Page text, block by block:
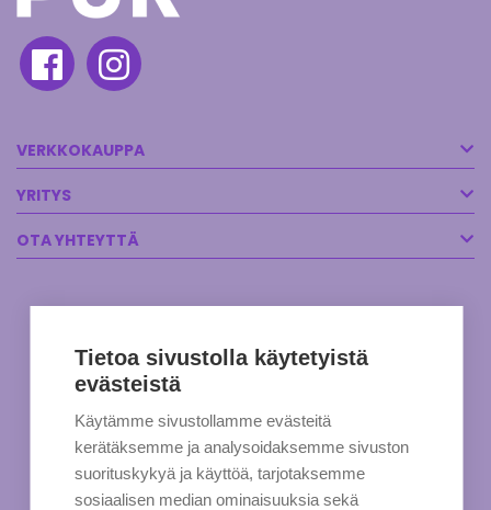
VERKKOKAUPPA
YRITYS
OTA YHTEYTTÄ
Tietoa sivustolla käytetyistä
evästeistä
Käytämme sivustollamme evästeitä
kerätäksemme ja analysoidaksemme sivuston
suorituskykyä ja käyttöä, tarjotaksemme
sosiaalisen median ominaisuuksia sekä